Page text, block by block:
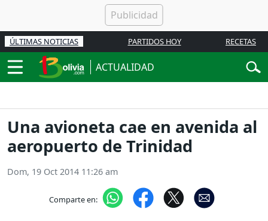
ÚLTIMAS NOTICIAS PARTIDOS HOY RECETAS
ACTUALIDAD
Una avioneta cae en avenida al
aeropuerto de Trinidad
Dom, 19 Oct 2014 11:26 am
Comparte en: